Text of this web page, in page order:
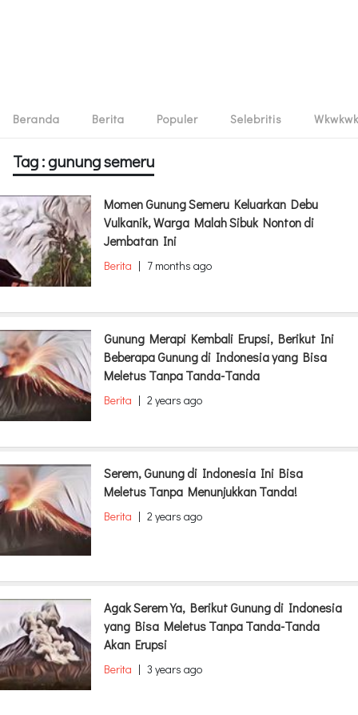
Beranda Berita Populer Selebritis Wkwkwk
Tag : gunung semeru
Momen Gunung Semeru Keluarkan Debu
Vulkanik, Warga Malah Sibuk Nonton di
Jembatan Ini
Berita | 7 months ago
Gunung Merapi Kembali Erupsi, Berikut Ini
Beberapa Gunung di Indonesia yang Bisa
Meletus Tanpa Tanda-Tanda
Berita | 2 years ago
Serem, Gunung di Indonesia Ini Bisa
Meletus Tanpa Menunjukkan Tanda!
Berita | 2 years ago
Agak Serem Ya, Berikut Gunung di Indonesia
yang Bisa Meletus Tanpa Tanda-Tanda
Akan Erupsi
Berita | 3 years ago